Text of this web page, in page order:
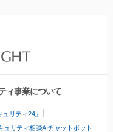
ィ事業について
リティ24」
ュリティ相談AIチャットボット